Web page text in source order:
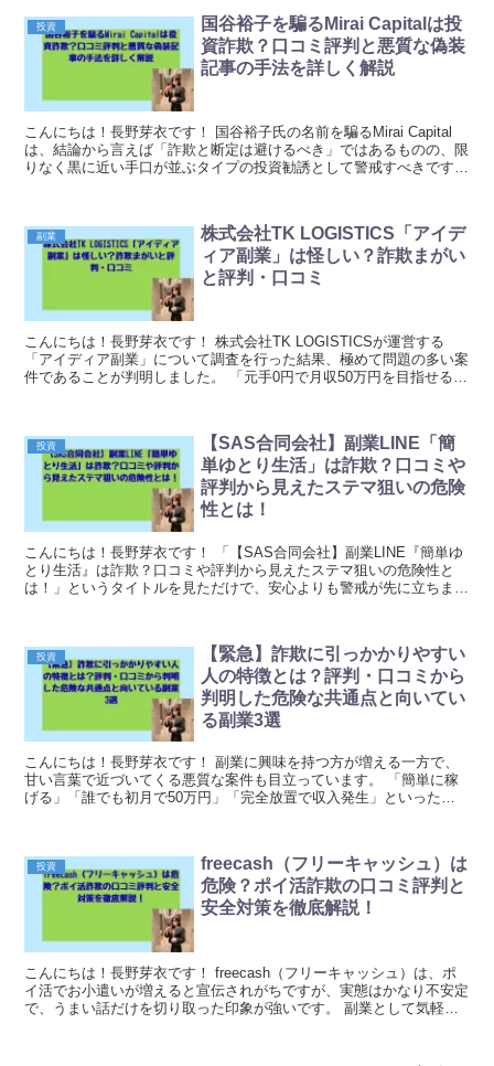
投資
国谷裕子を騙るMirai Capitalは投
資詐欺？口コミ評判と悪質な偽装
記事の手法を詳しく解説
こんにちは！長野芽衣です！ 国谷裕子氏の名前を騙るMirai Capital
は、結論から言えば「詐欺と断定は避けるべき」ではあるものの、限
りなく黒に近い手口が並ぶタイプの投資勧誘として警戒すべきです。
副業
株式会社TK LOGISTICS「アイデ
ィア副業」は怪しい？詐欺まがい
と評判・口コミ
こんにちは！長野芽衣です！ 株式会社TK LOGISTICSが運営する
「アイディア副業」について調査を行った結果、極めて問題の多い案
件であることが判明しました。 「元手0円で月収50万円を目指せる」
投資
【SAS合同会社】副業LINE「簡
単ゆとり生活」は詐欺？口コミや
評判から見えたステマ狙いの危険
性とは！
こんにちは！長野芽衣です！ 「【SAS合同会社】副業LINE『簡単ゆ
とり生活』は詐欺？口コミや評判から見えたステマ狙いの危険性と
は！」というタイトルを見ただけで、安心よりも警戒が先に立ちま
投資
【緊急】詐欺に引っかかりやすい
人の特徴とは？評判・口コミから
判明した危険な共通点と向いてい
る副業3選
こんにちは！長野芽衣です！ 副業に興味を持つ方が増える一方で、
甘い言葉で近づいてくる悪質な案件も目立っています。 「簡単に稼
げる」「誰でも初月で50万円」「完全放置で収入発生」といった言
投資
freecash（フリーキャッシュ）は
危険？ポイ活詐欺の口コミ評判と
安全対策を徹底解説！
こんにちは！長野芽衣です！ freecash（フリーキャッシュ）は、ポ
イ活でお小遣いが増えると宣伝されがちですが、実態はかなり不安定
で、うまい話だけを切り取った印象が強いです。 副業として気軽に